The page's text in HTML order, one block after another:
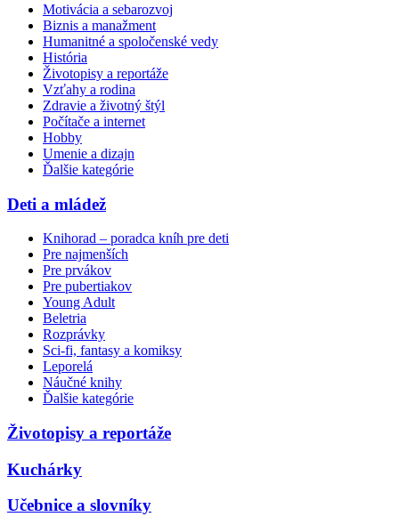
Motivácia a sebarozvoj
Biznis a manažment
Humanitné a spoločenské vedy
História
Životopisy a reportáže
Vzťahy a rodina
Zdravie a životný štýl
Počítače a internet
Hobby
Umenie a dizajn
Ďalšie kategórie
Deti a mládež
Knihorad – poradca kníh pre deti
Pre najmenších
Pre prvákov
Pre pubertiakov
Young Adult
Beletria
Rozprávky
Sci-fi, fantasy a komiksy
Leporelá
Náučné knihy
Ďalšie kategórie
Životopisy a reportáže
Kuchárky
Učebnice a slovníky